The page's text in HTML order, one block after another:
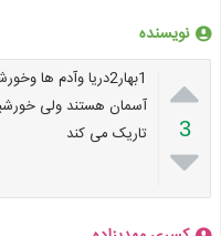
نویسنده

3

آسمان هستند ولی
تاریک می کند